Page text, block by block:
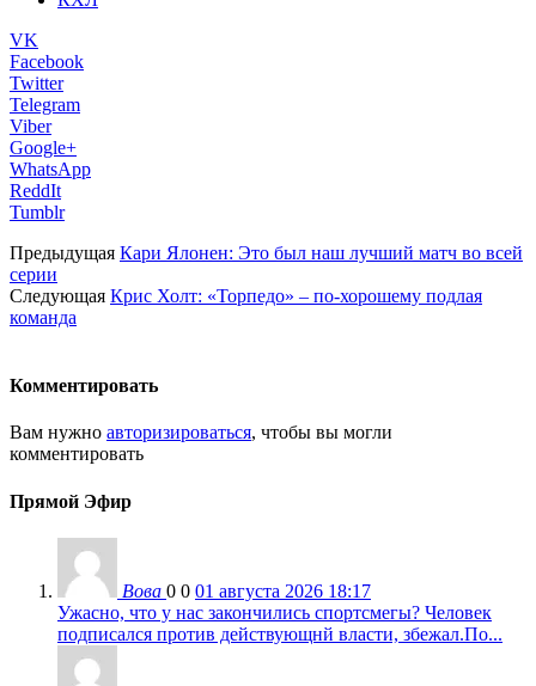
VK
Facebook
Twitter
Telegram
Viber
Google+
WhatsApp
ReddIt
Tumblr
Предыдущая Кари Ялонен: Это был наш лучший матч во всей
серии
Следующая Крис Холт: «Торпедо» – по-хорошему подлая
команда
Комментировать
Вам нужно авторизироваться, чтобы вы могли
комментировать
Прямой Эфир
Вова 0 0 01 августа 2026 18:17
Ужасно, что у нас закончились спортсмегы? Человек
подписался против действующнй власти, збежал.По...